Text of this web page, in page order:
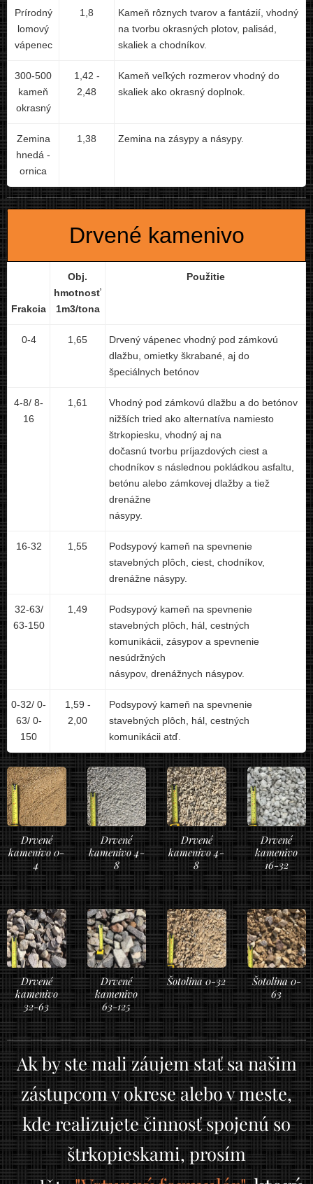
Prírodný
lomový
vápenec
1,8
Kameň rôznych tvarov a fantázií, vhodný
na tvorbu okrasných plotov, palisád,
skaliek a chodníkov.
300-500
kameň
okrasný
1,42 -
2,48
Kameň veľkých rozmerov vhodný do
skaliek ako okrasný doplnok.
Zemina
hnedá -
ornica
1,38 Zemina na zásypy a násypy.
Drvené kamenivo
Frakcia
Obj.
hmotnosť
1m3/tona
Použitie
0-4 1,65
Drvený vápenec vhodný pod zámkovú
dlažbu, omietky škrabané, aj do
špeciálnych betónov
4-8/ 8-
16
1,61
Vhodný pod zámkovú dlažbu a do betónov
nižších tried ako alternatíva namiesto
štrkopiesku, vhodný aj na
dočasnú tvorbu príjazdových ciest a
chodníkov s následnou pokládkou asfaltu,
betónu alebo zámkovej dlažby a tiež
drenážne
násypy.
16-32 1,55
Podsypový kameň na spevnenie
stavebných plôch, ciest, chodníkov,
drenážne násypy.
32-63/
63-150
1,49
Podsypový kameň na spevnenie
stavebných plôch, hál, cestných
komunikácii, zásypov a spevnenie
nesúdržných
násypov, drenážnych násypov.
0-32/ 0-
63/ 0-
150
1,59 -
2,00
Podsypový kameň na spevnenie
stavebných plôch, hál, cestných
komunikácii atď.
Drvené
kamenivo 0-
4
Drvené
kamenivo 4-
8
Drvené
kamenivo 4-
8
Drvené
kamenivo
16-32
Drvené
kamenivo
32-63
Drvené
kamenivo
63-125
Šotolina 0-32
Šotolina 0-
63
Ak by ste mali záujem stať sa našim
zástupcom v okrese alebo v meste,
kde realizujete činnosť spojenú so
štrkopieskami, prosím